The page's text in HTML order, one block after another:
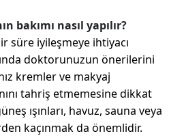
bakımı nasıl yapılır?
süre iyileşmeye ihtiyacı
doktorunuzun önerilerini
kremler ve makyaj
tahriş etmemesine dikkat
ışınları, havuz, sauna veya
kaçınmak da önemlidir.